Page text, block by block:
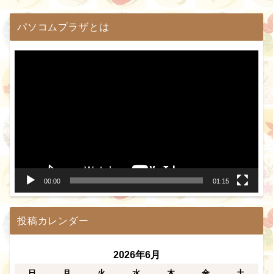
パソコムプラザとは
00:00 01:15
投稿カレンダー
2026年6月